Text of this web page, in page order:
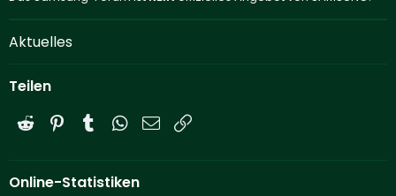
Aktuelles
Teilen
Reddit PinterestTumblrWhatsApp
E-Mail
Online-Statistiken